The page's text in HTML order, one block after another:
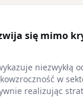
się mimo
niezwykłą
w
realizując